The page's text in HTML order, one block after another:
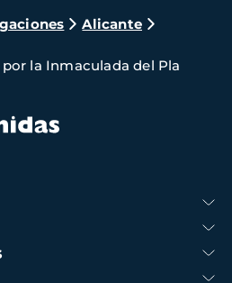
Alicante
la Inmaculada del Pla